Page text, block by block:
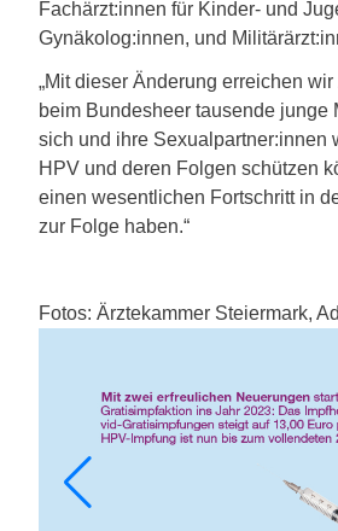
Fachärzt:innen für Kinder- und
Gynäkolog:innen, und
„Mit dieser Änderung erreichen
beim Bundesheer tausende junge
sich und ihre Sexualpartner:innen
HPV und deren Folgen schützen
einen wesentlichen Fortschritt in
zur Folge haben.“
Fotos: Ärztekammer Steiermark,